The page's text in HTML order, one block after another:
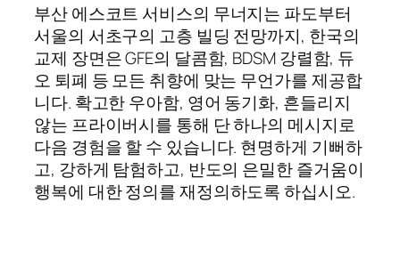
부산 에스코트 서비스의 무너지는 파도부터
서울의 서초구의 고층 빌딩 전망까지, 한국의
교제 장면은 GFE의 달콤함, BDSM 강렬함, 듀
오 퇴폐 등 모든 취향에 맞는 무언가를 제공합
니다. 확고한 우아함, 영어 동기화, 흔들리지
않는 프라이버시를 통해 단 하나의 메시지로
다음 경험을 할 수 있습니다. 현명하게 기뻐하
고, 강하게 탐험하고, 반도의 은밀한 즐거움이
행복에 대한 정의를 재정의하도록 하십시오.